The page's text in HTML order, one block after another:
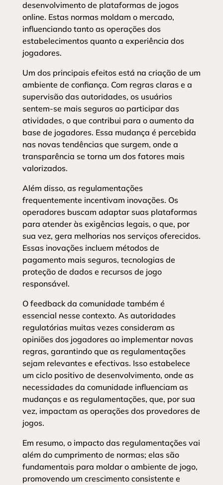
desenvolvimento de plataformas de jogos
online. Estas normas moldam o mercado,
influenciando tanto as operações dos
estabelecimentos quanto a experiência dos
jogadores.
Um dos principais efeitos está na criação de um
ambiente de confiança. Com regras claras e a
supervisão das autoridades, os usuários
sentem-se mais seguros ao participar das
atividades, o que contribui para o aumento da
base de jogadores. Essa mudança é percebida
nas novas tendências que surgem, onde a
transparência se torna um dos fatores mais
valorizados.
Além disso, as regulamentações
frequentemente incentivam inovações. Os
operadores buscam adaptar suas plataformas
para atender às exigências legais, o que, por
sua vez, gera melhorias nos serviços oferecidos.
Essas inovações incluem métodos de
pagamento mais seguros, tecnologias de
proteção de dados e recursos de jogo
responsável.
O feedback da comunidade também é
essencial nesse contexto. As autoridades
regulatórias muitas vezes consideram as
opiniões dos jogadores ao implementar novas
regras, garantindo que as regulamentações
sejam relevantes e efectivas. Isso estabelece
um ciclo positivo de desenvolvimento, onde as
necessidades da comunidade influenciam as
mudanças e as regulamentações, que, por sua
vez, impactam as operações dos provedores de
jogos.
Em resumo, o impacto das regulamentações vai
além do cumprimento de normas; elas são
fundamentais para moldar o ambiente de jogo,
promovendo um crescimento consistente e